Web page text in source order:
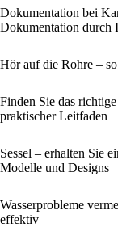
Dokumentation bei
Dokumentation durch
Hör auf die Rohre –
Finden Sie das
praktischer Leitfaden
Sessel – erhalten Sie
Modelle und Designs
Wasserprobleme
effektiv